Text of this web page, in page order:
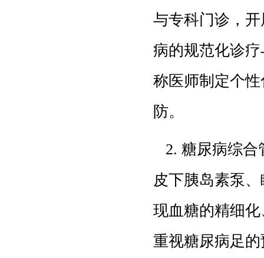
与专科门诊，
病的规范化诊
称医师制定个
防。
2. 糖尿病综合
皮下胰岛素泵
现血糖的精细
重视糖尿病足